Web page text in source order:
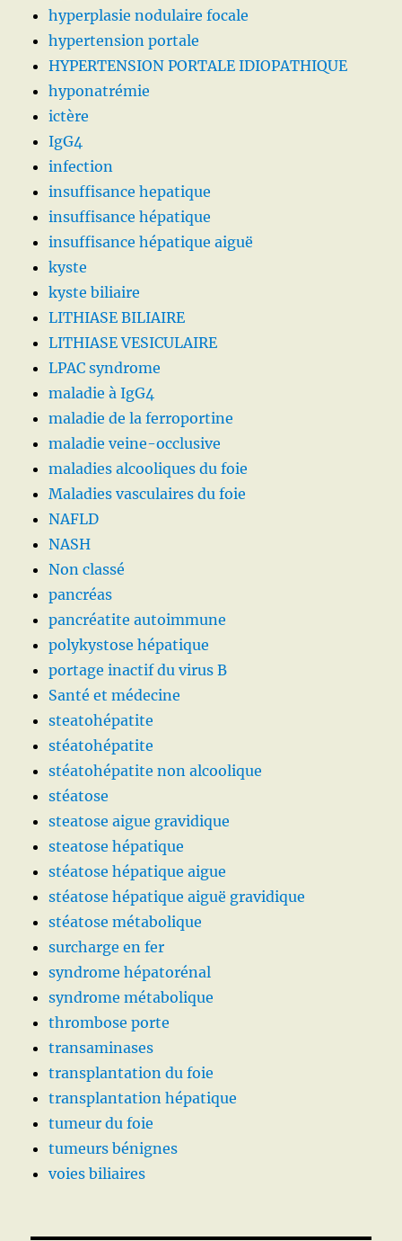
hyperplasie nodulaire focale
hypertension portale
HYPERTENSION PORTALE IDIOPATHIQUE
hyponatrémie
ictère
IgG4
infection
insuffisance hepatique
insuffisance hépatique
insuffisance hépatique aiguë
kyste
kyste biliaire
LITHIASE BILIAIRE
LITHIASE VESICULAIRE
LPAC syndrome
maladie à IgG4
maladie de la ferroportine
maladie veine-occlusive
maladies alcooliques du foie
Maladies vasculaires du foie
NAFLD
NASH
Non classé
pancréas
pancréatite autoimmune
polykystose hépatique
portage inactif du virus B
Santé et médecine
steatohépatite
stéatohépatite
stéatohépatite non alcoolique
stéatose
steatose aigue gravidique
steatose hépatique
stéatose hépatique aigue
stéatose hépatique aiguë gravidique
stéatose métabolique
surcharge en fer
syndrome hépatorénal
syndrome métabolique
thrombose porte
transaminases
transplantation du foie
transplantation hépatique
tumeur du foie
tumeurs bénignes
voies biliaires